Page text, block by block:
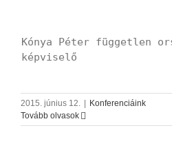
Kónya Péter független
képviselő
2015. június 12. | Konferenciáink
Tovább olvasok